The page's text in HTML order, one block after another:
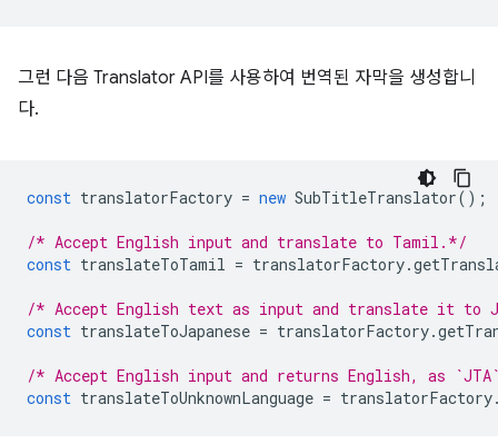
그런 다음 Translator API를 사용하여 번역된 자막을 생성합니
다.
const translatorFactory = new SubTitleTranslator();
/* Accept English input and translate to Tamil.*/
const translateToTamil = translatorFactory.
/* Accept English text as input and translate it to
const translateToJapanese = translatorFactory.
/* Accept English input and returns English, as
const translateToUnknownLanguage = translatorFactory